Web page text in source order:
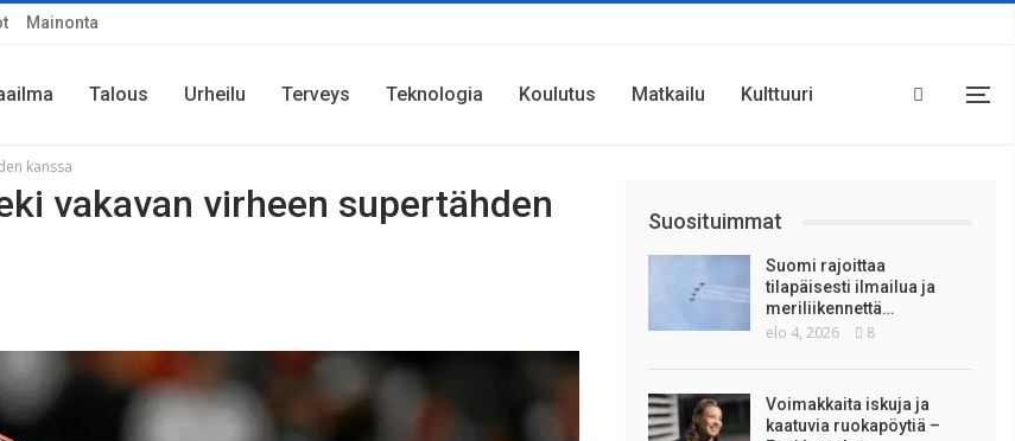
Mainonta
Talous Urheilu Terveys Teknologia Koulutus Matkailu Kulttuuri
kanssa
vakavan virheen supertähden
Suosituimmat
Suomi rajoittaa
tilapäisesti ilmailua ja
meriliikennettä…
elo 4, 2026 8
Voimakkaita iskuja ja
kaatuvia ruokapöytiä –